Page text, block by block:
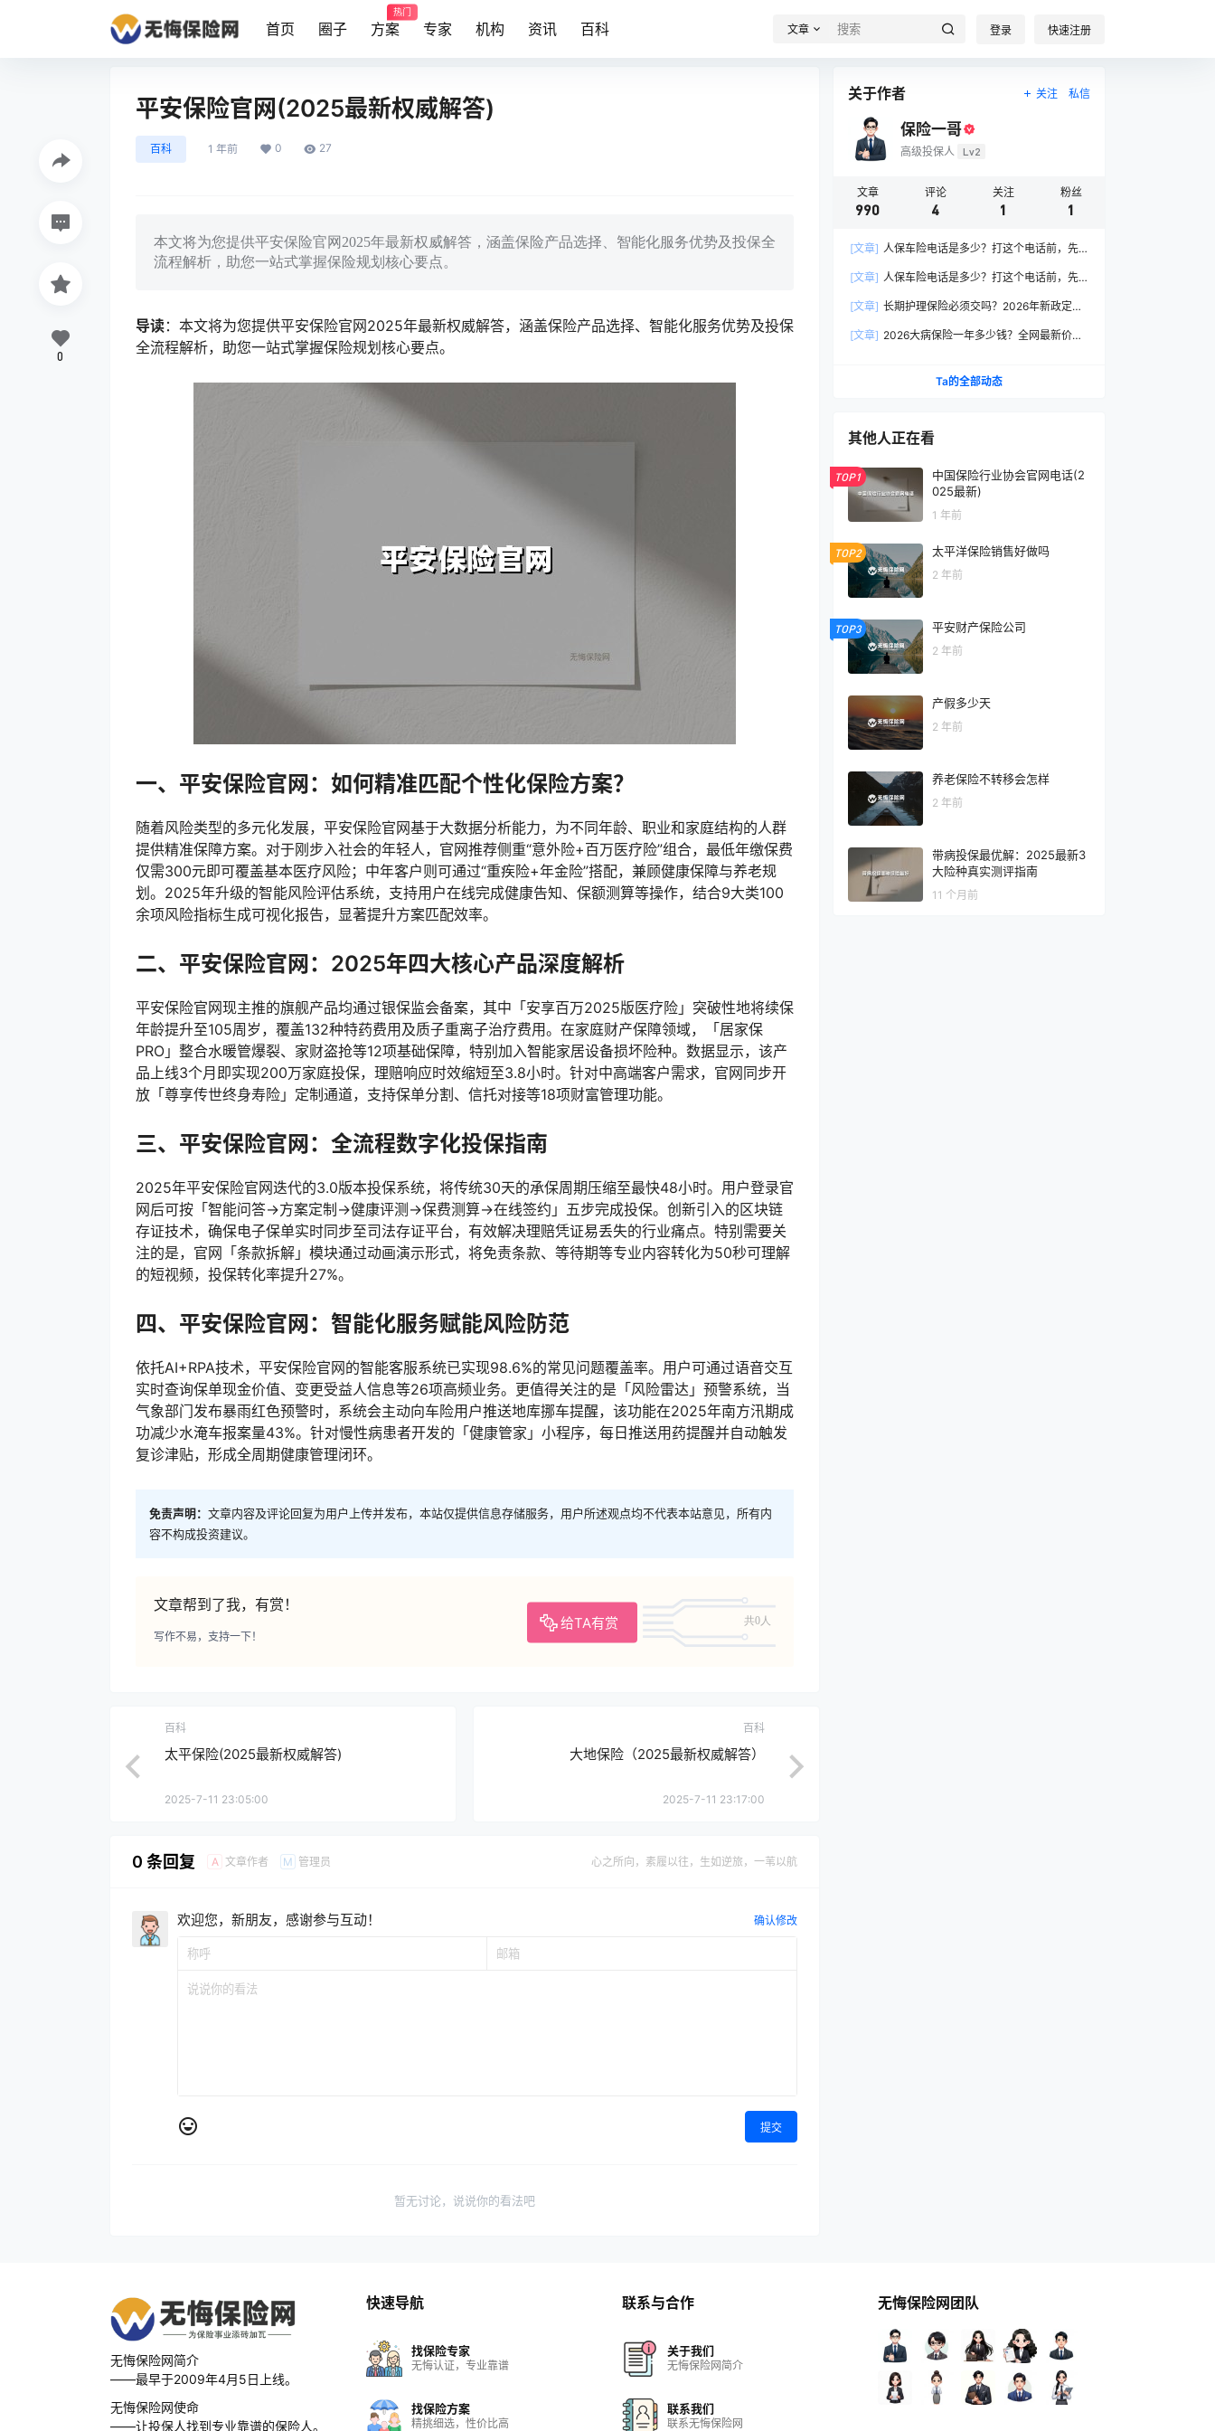
首页 圈子 方案
热门
专家 机构 资讯 百科 文章 登录 快速注册
平安保险官网(2025最新权威解答)
百科 1 年前 0 27
本文将为您提供平安保险官网2025年最新权威解答，涵盖保险产品选择、智能化服务优势及投保全
流程解析，助您一站式掌握保险规划核心要点。
导读：本文将为您提供平安保险官网2025年最新权威解答，涵盖保险产品选择、智能化服务优势及投保
全流程解析，助您一站式掌握保险规划核心要点。
一、平安保险官网：如何精准匹配个性化保险方案？
随着风险类型的多元化发展，平安保险官网基于大数据分析能力，为不同年龄、职业和家庭结构的人群
提供精准保障方案。对于刚步入社会的年轻人，官网推荐侧重“意外险+百万医疗险”组合，最低年缴保费
仅需300元即可覆盖基本医疗风险；中年客户则可通过“重疾险+年金险”搭配，兼顾健康保障与养老规
划。2025年升级的智能风险评估系统，支持用户在线完成健康告知、保额测算等操作，结合9大类100
余项风险指标生成可视化报告，显著提升方案匹配效率。
二、平安保险官网：2025年四大核心产品深度解析
平安保险官网现主推的旗舰产品均通过银保监会备案，其中「安享百万2025版医疗险」突破性地将续保
年龄提升至105周岁，覆盖132种特药费用及质子重离子治疗费用。在家庭财产保障领域，「居家保
PRO」整合水暖管爆裂、家财盗抢等12项基础保障，特别加入智能家居设备损坏险种。数据显示，该产
品上线3个月即实现200万家庭投保，理赔响应时效缩短至3.8小时。针对中高端客户需求，官网同步开
放「尊享传世终身寿险」定制通道，支持保单分割、信托对接等18项财富管理功能。
三、平安保险官网：全流程数字化投保指南
2025年平安保险官网迭代的3.0版本投保系统，将传统30天的承保周期压缩至最快48小时。用户登录官
网后可按「智能问答→方案定制→健康评测→保费测算→在线签约」五步完成投保。创新引入的区块链
存证技术，确保电子保单实时同步至司法存证平台，有效解决理赔凭证易丢失的行业痛点。特别需要关
注的是，官网「条款拆解」模块通过动画演示形式，将免责条款、等待期等专业内容转化为50秒可理解
的短视频，投保转化率提升27%。
四、平安保险官网：智能化服务赋能风险防范
依托AI+RPA技术，平安保险官网的智能客服系统已实现98.6%的常见问题覆盖率。用户可通过语音交互
实时查询保单现金价值、变更受益人信息等26项高频业务。更值得关注的是「风险雷达」预警系统，当
气象部门发布暴雨红色预警时，系统会主动向车险用户推送地库挪车提醒，该功能在2025年南方汛期成
功减少水淹车报案量43%。针对慢性病患者开发的「健康管家」小程序，每日推送用药提醒并自动触发
复诊津贴，形成全周期健康管理闭环。
免责声明： 文章内容及评论回复为用户上传并发布，本站仅提供信息存储服务，用户所述观点均不代表本站意见，所有内
容不构成投资建议。
文章帮到了我，有赏！
给TA有赏 共0人
写作不易，支持一下！
0
百科
太平保险(2025最新权威解答)
2025-7-11 23:05:00
百科
大地保险（2025最新权威解答）
2025-7-11 23:17:00
0 条回复 A 文章作者 M 管理员 心之所向，素履以往，生如逆旅，一苇以航
欢迎您，新朋友，感谢参与互动！ 确认修改
提交
暂无讨论，说说你的看法吧
关于作者 关注 私信
保险一哥
高级投保人 Lv2
文章
990
评论
4
关注
1
粉丝
1
[文章] 人保车险电话是多少？打这个电话前，先
[文章] 人保车险电话是多少？打这个电话前，先
[文章] 长期护理保险必须交吗？2026年新政定
[文章] 2026大病保险一年多少钱？全网最新价格
Ta的全部动态
其他人正在看
TOP1
中国保险行业协会官网电话(2
025最新)
1 年前
TOP2 太平洋保险销售好做吗
2 年前
TOP3 平安财产保险公司
2 年前
产假多少天
2 年前
养老保险不转移会怎样
2 年前
带病投保最优解：2025最新3
大险种真实测评指南
11 个月前
无悔保险网简介
——最早于2009年4月5日上线。
无悔保险网使命
——让投保人找到专业靠谱的保险人。
快速导航
找保险专家
无悔认证，专业靠谱
找保险方案
精挑细选，性价比高
联系与合作
关于我们
无悔保险网简介
联系我们
联系无悔保险网
无悔保险网团队